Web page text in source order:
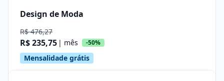
Design de Moda
R$ 476,27
R$ 235,75 | mês -50%
Mensalidade grátis